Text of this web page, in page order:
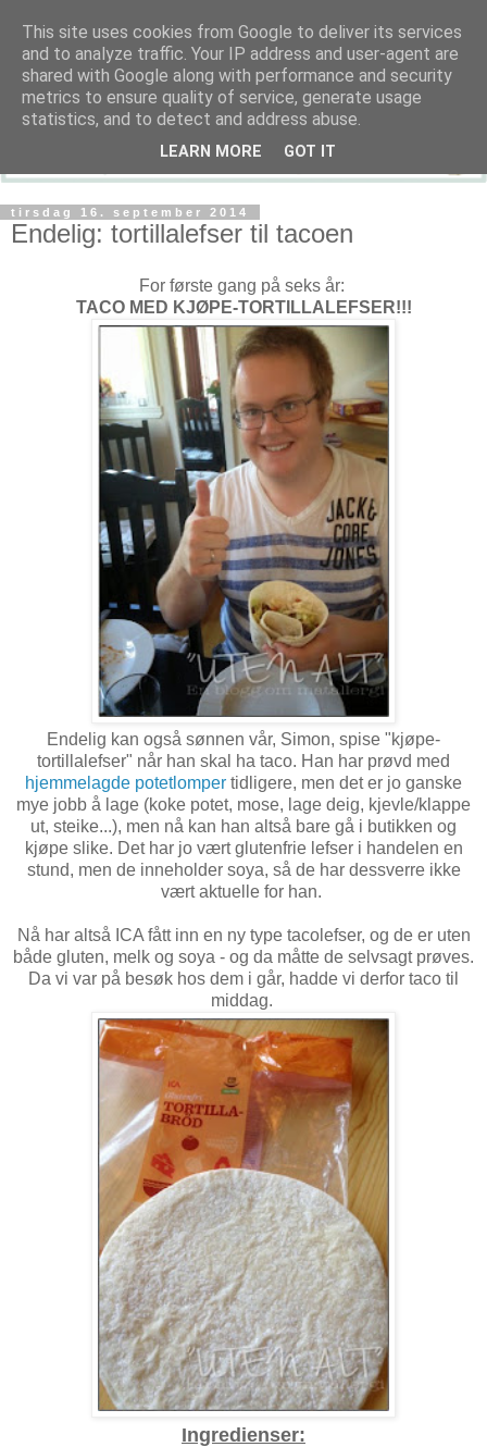
tirsdag 16. september 2014
Endelig: tortillalefser til tacoen
For første gang på seks år:
TACO MED KJØPE-TORTILLALEFSER!!!
Endelig kan også sønnen vår, Simon, spise "kjøpe-
tortillalefser" når han skal ha taco. Han har prøvd med
hjemmelagde potetlomper tidligere, men det er jo ganske
mye jobb å lage (koke potet, mose, lage deig, kjevle/klappe
ut, steike...), men nå kan han altså bare gå i butikken og
kjøpe slike. Det har jo vært glutenfrie lefser i handelen en
stund, men de inneholder soya, så de har dessverre ikke
vært aktuelle for han.
Nå har altså ICA fått inn en ny type tacolefser, og de er uten
både gluten, melk og soya - og da måtte de selvsagt prøves.
Da vi var på besøk hos dem i går, hadde vi derfor taco til
middag.
Ingredienser:
This site uses cookies from Google to deliver its services
and to analyze traffic. Your IP address and user-agent are
shared with Google along with performance and security
metrics to ensure quality of service, generate usage
statistics, and to detect and address abuse.
LEARN MORE GOT IT